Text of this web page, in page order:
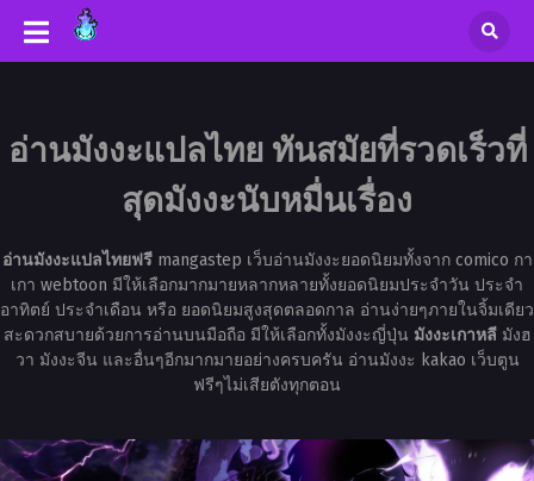
อ่านมังงะแปลไทย ทันสมัยที่รวดเร็วที่
สุดมังงะนับหมื่นเรื่อง
อ่านมังงะแปลไทยฟรีmangastep เว็บอ่านมังงะยอดนิยมทั้งจาก comico กา
เกา webtoon มีให้เลือกมากมายหลากหลายทั้งยอดนิยมประจำวัน ประจำ
อาทิตย์ ประจำเดือน หรือ ยอดนิยมสูงสุดตลอดกาล อ่านง่ายๆภายในจิ้มเดียว
สะดวกสบายด้วยการอ่านบนมือถือ มีให้เลือกทั้งมังงะญี่ปุ่น มังงะเกาหลีมังฮ
วา มังงะจีน และอื่นๆอีกมากมายอย่างครบครัน อ่านมังงะ kakao เว็บตูน
ฟรีๆไม่เสียตังทุกตอน